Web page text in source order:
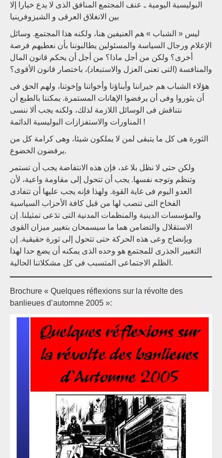
البوليسية اليومية ـ عنف المجتمع المنافق الذى لا يدع خيارا إلا
بين الانغلاق العرقى و الشيزوفرينيا
ليس « الشباب » هم العنيفين هنا، ولكنه هذا المجتمع. وسائل
الإعلام ورجال السياسة والمسئولين يطالبوننا بأن نعطيهم فرصة
أخرى؟ ولكن من أجل ماذا؟ من أجل أن يحكم قانون المال
والمنافسة (التى تعنى العزل والاستبعاد)، باختصار قانون الأقوى؟
هؤلاء الشباب هم جيراننا وأبناؤنا وأخواتنا وإخوتنا، ولهم الحق فى
أن يثوروا وفى أن يرفضوا الإهانات المستمرة. يمكننا بالطبع أن
نتناقش فى الوسائل اللازمة لذلك، ولكنه يجب ألا ننسى
المناورات والاستفزازات البوليسية الدائمة !
الثورة هى كل ما يتبقى لمن لا يملكون شيئا، وهى كرامة كل من
يرفضون الخضوع.
ولكن حتى لا نظل بلا غد، فإن هذه الانتفاضة يجب أن تستمر
وتنظم وتوجه نفسها. يجب أن تتحول إلى مقاومة واعية، لأن
العدو اليوم فى غاية القوة. ولهذا فإنه يجب عليها أن تتفادى
الفخاخ التى تنصب لها من قبل كافة الأحزاب السياسية
والمؤسسات الدينية والمنظمات المدنية التى تدَعى تمثيلنا. إن
الاستقلال والتضامن هما ما سيسمحان بتغيير ميزان القوى
وبإنضاج وعى هذه الحركة حتى تتحول إلى ثورة حقيقية. إن
التغيير الجذرى للمجتمع هو وحده الذى يمكنه أن يضع حدا لهذا
الظلم الاجتماعى المتسبب فى كل مشكلاتنا الحالية.
Brochure « Quelques réflexions sur la révolte des
banlieues d’automne 2005 »: